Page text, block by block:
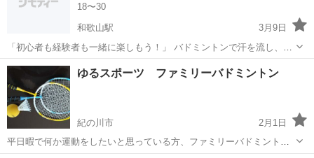
18〜30
和歌山駅
3月9日
「初心者も経験者も一緒に楽しもう！」 バドミントンで汗を流し、新
しい仲間と楽しい時間を過ごしませんか？初心者の方も、久しぶりに
ラケットを握る方も、ガチでプレーしたい経験者の方も、みんな大歓
迎！和気あいあいと楽しみながら、気持...
和歌山 和歌山市 和歌山駅 バドミントン 初心者
ゆるスポーツ ファミリーバドミントン
紀の川市
2月1日
平日暇で何か運動をしたいと思っている方、ファミリーバドミントン
をしませんか。 特徴的なルールは 1チーム3人、2回で返球もOK、ス